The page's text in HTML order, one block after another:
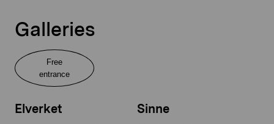
Galleries
Free
entrance
Elverket Sinne